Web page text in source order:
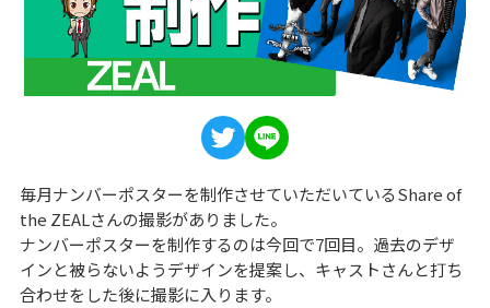
毎月ナンバーポスターを制作させていただいているShare of
the ZEALさんの撮影がありました。
ナンバーポスターを制作するのは今回で7回目。過去のデザ
インと被らないようデザインを提案し、キャストさんと打ち
合わせをした後に撮影に入ります。